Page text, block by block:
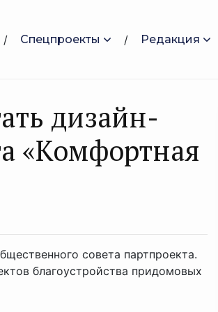
Спецпроекты Редакция
дизайн-
«Комфортная
совета партпроекта.
благоустройства придомовых